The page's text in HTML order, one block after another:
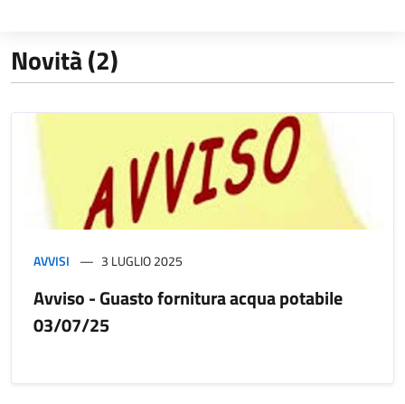
Novità (2)
AVVISI 3 LUGLIO 2025
Avviso - Guasto fornitura acqua potabile
03/07/25